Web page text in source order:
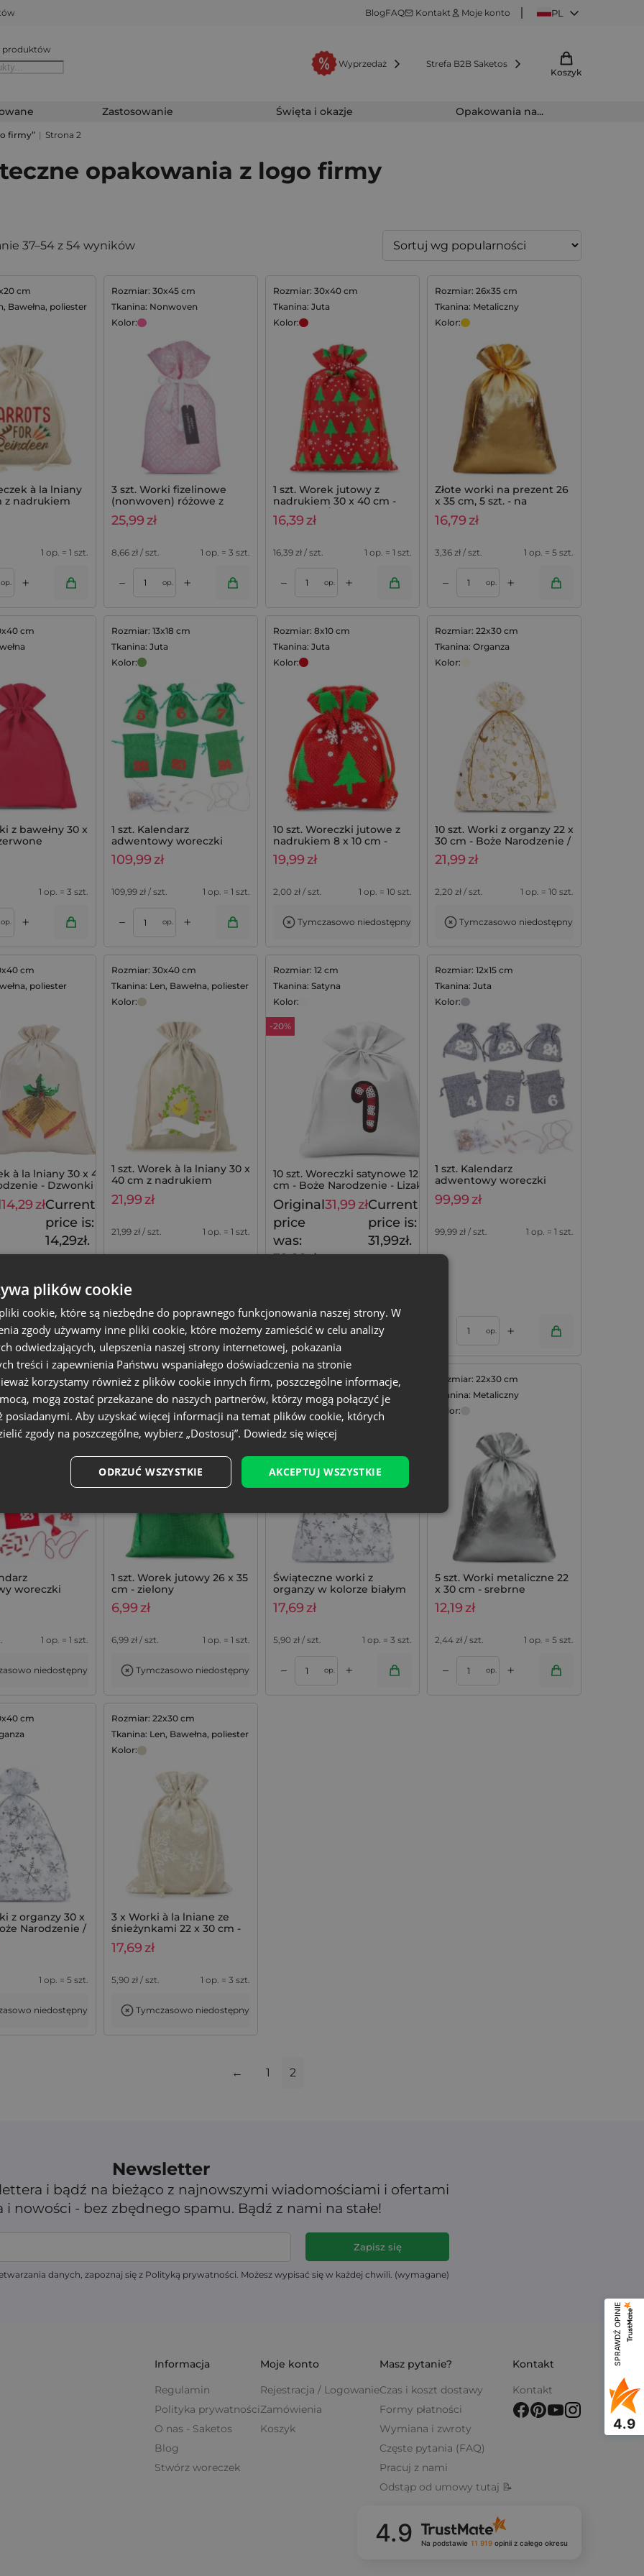
BlogFAQ Kontakt Moje konto PL
produktów
Wyprzedaż
Strefa B2B Saketos
Koszyk
Zastosowanie Święta i okazje Opakowania na...
firmy” | Strona 2
opakowania z logo firmy
37–54 z 54 wyników
cm
Bawełna, poliester
à la lniany
z nadrukiem
1 op. = 1 szt.
op. +
Rozmiar: 30x45 cm
Tkanina: Nonwoven
Kolor:
3 szt. Worki fizelinowe
(nonwoven) różowe z
motywem świątecznym,
30 x 45 cm - na prezenty
25,99zł
8,66 zł / szt. 1 op. = 3 szt.
– op. +
Rozmiar: 30x40 cm
Tkanina: Juta
Kolor:
1 szt. Worek jutowy z
nadrukiem 30 x 40 cm -
czerwony / choinka
16,39zł
16,39 zł / szt. 1 op. = 1 szt.
– op. +
Dodaj do koszyka
Rozmiar: 26x35 cm
Tkanina: Metaliczny
Kolor:
Złote worki na prezent 26
x 35 cm, 5 szt. - na
upominki
16,79zł
3,36 zł / szt. 1 op. = 5 szt.
– op. +
Dodaj do koszyka
cm
z bawełny 30 x
1 op. = 3 szt.
op. +
Rozmiar: 13x18 cm
Tkanina: Juta
Kolor:
1 szt. Kalendarz
adwentowy woreczki
jutowe 13 x 18 cm - zielone
+ czerwone numery
109,99zł
109,99 zł / szt. 1 op. = 1 szt.
– op. +
Rozmiar: 8x10 cm
Tkanina: Juta
Kolor:
10 szt. Woreczki jutowe z
nadrukiem 8 x 10 cm -
czerwone / choinka
19,99zł
2,00 zł / szt. 1 op. = 10 szt.
Tymczasowo niedostępny
Rozmiar: 22x30 cm
Tkanina: Organza
Kolor:
10 szt. Worki z organzy 22 x
30 cm - Boże Narodzenie /
8
21,99zł
2,20 zł / szt. 1 op. = 10 szt.
Tymczasowo niedostępny
cm
poliester
à la lniany 30 x 40 cm -
- Dzwonki
17,79 zł
14,29złCurrent
price is:
14,29zł.
zł .
op. +
Rozmiar: 30x40 cm
Tkanina: Len, Bawełna, poliester
Kolor:
1 szt. Worek à la lniany 30 x
40 cm z nadrukiem
21,99zł
21,99 zł / szt. 1 op. = 1 szt.
– op. +
Rozmiar: 12 cm
Tkanina: Satyna
Kolor:
-20%
10 szt. Woreczki satynowe 12 x 15
cm - Boże Narodzenie - Lizak
39,99 zł
Original
price
was:
39,99zł.
31,99złCurrent
price is:
31,99zł.
– op. +
do koszyka
Rozmiar: 12x15 cm
Tkanina: Juta
Kolor:
1 szt. Kalendarz
adwentowy woreczki
jutowe 12 x 15 cm - szare +
białe numery
99,99zł
99,99 zł / szt. 1 op. = 1 szt.
op. +
Dodaj do koszyka
cm
woreczki
x 20 cm -
białe + białe i
1 op. = 1 szt.
niedostępny
Rozmiar: 26x35 cm
Tkanina: Juta
Kolor:
1 szt. Worek jutowy 26 x 35
cm - zielony
6,99zł
6,99 zł / szt. 1 op. = 1 szt.
Tymczasowo niedostępny
Rozmiar: 35x50 cm
Tkanina: Organza
Kolor:
Świąteczne worki z
organzy w kolorze białym
35 x 50 cm, 3 szt.
17,69zł
5,90 zł / szt. 1 op. = 3 szt.
– op. +
do koszyka
Rozmiar: 22x30 cm
Tkanina: Metaliczny
Kolor:
5 szt. Worki metaliczne 22
x 30 cm - srebrne
12,19zł
2,44 zł / szt. 1 op. = 5 szt.
– op. +
Dodaj do koszyka
cm
z organzy 30 x
Narodzenie /
1 op. = 5 szt.
niedostępny
Rozmiar: 22x30 cm
Tkanina: Len, Bawełna, poliester
Kolor:
3 x Worki à la lniane ze
śnieżynkami 22 x 30 cm -
świąteczne opakowania
na prezenty
17,69zł
5,90 zł / szt. 1 op. = 3 szt.
Tymczasowo niedostępny
← 1 2
Newsletter
i bądź na bieżąco z najnowszymi wiadomościami i ofertami
i nowości - bez zbędnego spamu. Bądź z nami na stałe!
danych, zapoznaj się z Polityką prywatności. Możesz wypisać się w każdej chwili. (wymagane)
Informacja
Regulamin
Polityka prywatności
O nas - Saketos
Blog
Stwórz woreczek
Moje konto
Rejestracja / Logowanie
Zamówienia
Koszyk
Masz pytanie?
Czas i koszt dostawy
Formy płatności
Wymiana i zwroty
Częste pytania (FAQ)
Pracuj z nami
Odstąp od umowy tutaj 📝
Kontakt
Kontakt
4.9 Na podstawie 11 919opinii z całego okresu
SPRAWDŹ OPINIE
4.9
plików cookie
cookie, które są niezbędne do poprawnego funkcjonowania naszej strony. W
zgody używamy inne pliki cookie, które możemy zamieścić w celu analizy
odwiedzających, ulepszenia naszej strony internetowej, pokazania
treści i zapewnienia Państwu wspaniałego doświadczenia na stronie
korzystamy również z plików cookie innych firm, poszczególne informacje,
mogą zostać przekazane do naszych partnerów, którzy mogą połączyć je
posiadanymi. Aby uzyskać więcej informacji na temat plików cookie, których
zgody na poszczególne, wybierz „Dostosuj”. Dowiedz się więcej
AKCEPTUJ WSZYSTKIE
ODRZUĆ WSZYSTKIE